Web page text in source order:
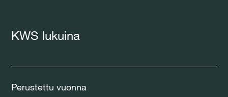
KWS lukuina
Perustettu vuonna